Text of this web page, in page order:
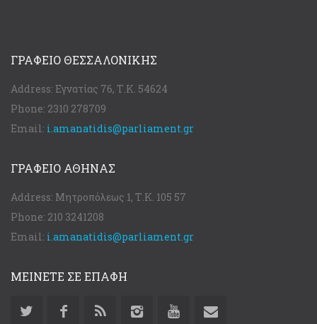
ΓΡΑΦΕΊΟ ΘΕΣΣΑΛΟΝΊΚΗΣ
Address: Εγνατίας 76, Τ.Κ. 54624
Phone: 2310 278709
Email: i.amanatidis@parliament.gr
ΓΡΑΦΕΊΟ ΑΘΉΝΑΣ
Address: Μητροπόλεως 1, Τ.Κ. 105 57
Phone: 210 3241208
Email: i.amanatidis@parliament.gr
ΜΕΙΝΕΤΕ ΣΕ ΕΠΑΦΗ